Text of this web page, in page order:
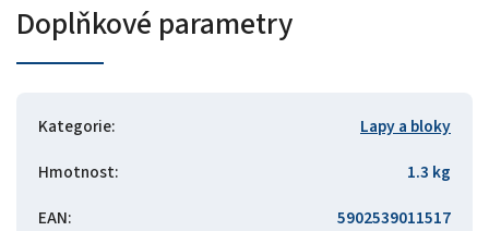
Doplňkové parametry
Kategorie:
Lapy a bloky
Hmotnost:
1.3 kg
EAN:
5902539011517